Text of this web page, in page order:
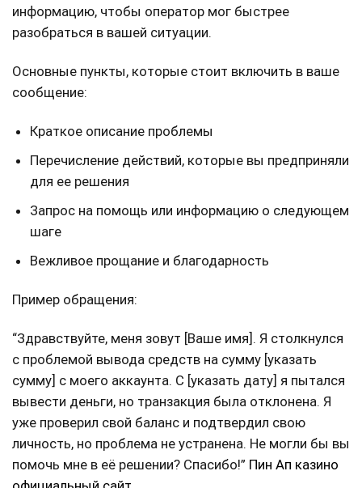
информацию, чтобы оператор мог быстрее
разобраться в вашей ситуации.
Основные пункты, которые стоит включить в ваше
сообщение:
Краткое описание проблемы
Перечисление действий, которые вы предприняли
для ее решения
Запрос на помощь или информацию о следующем
шаге
Вежливое прощание и благодарность
Пример обращения:
“Здравствуйте, меня зовут [Ваше имя]. Я столкнулся
с проблемой вывода средств на сумму [указать
сумму] с моего аккаунта. С [указать дату] я пытался
вывести деньги, но транзакция была отклонена. Я
уже проверил свой баланс и подтвердил свою
личность, но проблема не устранена. Не могли бы вы
помочь мне в её решении? Спасибо!” Пин Ап казино